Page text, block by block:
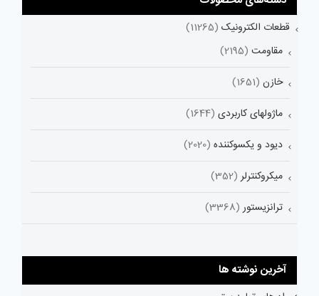
قطعات الکترونیک (11265)
مقاومت (2195)
خازن (1651)
ماژولهای کاربردی (1644)
دیود و یکسوکننده (2020)
میکروکنترلر (352)
ترانزیستور (3368)
آخرین نوشته ها